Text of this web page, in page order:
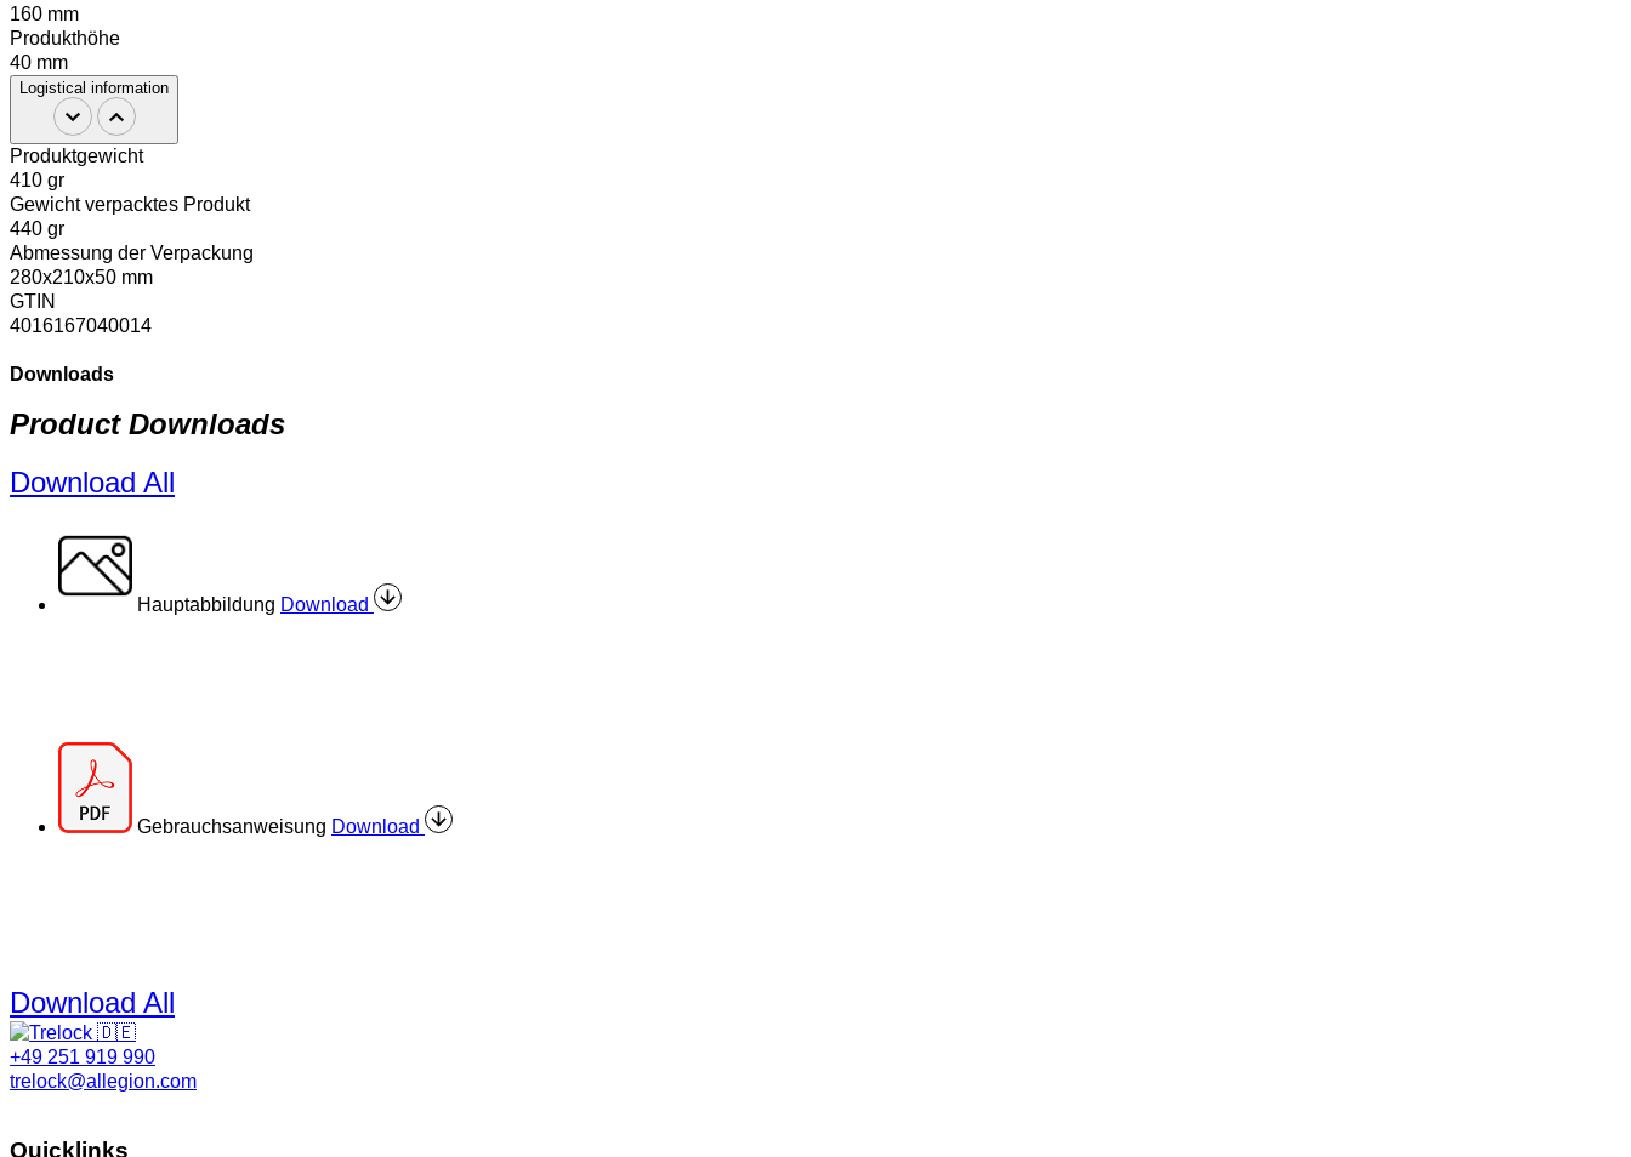
160 mm
Produkthöhe
40 mm
Logistical information
Produktgewicht
410 gr
Gewicht verpacktes Produkt
440 gr
Abmessung der Verpackung
280x210x50 mm
GTIN
4016167040014
Downloads
Product Downloads
Download All
Hauptabbildung Download
Gebrauchsanweisung Download
Download All
+49 251 919 990
trelock@allegion.com
Quicklinks